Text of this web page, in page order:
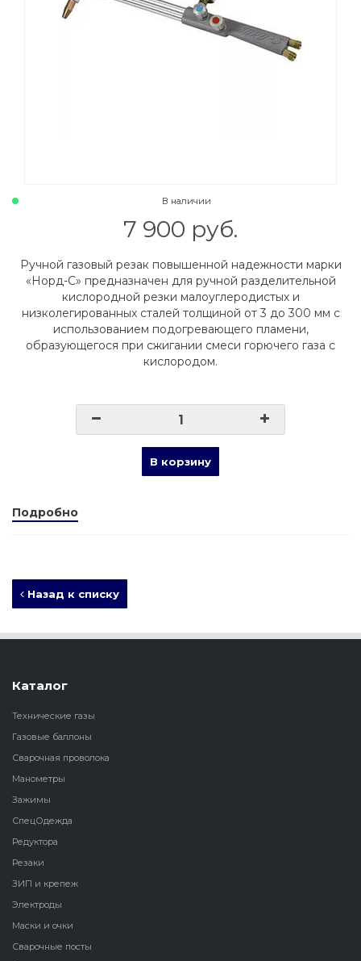
В наличии
7 900 руб.
Ручной газовый резак повышенной надежности марки
«Норд-С» предназначен для ручной разделительной
кислородной резки малоуглеродистых и
низколегированных сталей толщиной от 3 до 300 мм с
использованием подогревающего пламени,
образующегося при сжигании смеси горючего газа с
кислородом.
В корзину
Подробно
Назад к списку
Каталог
Технические газы
Газовые баллоны
Сварочная проволока
Манометры
Зажимы
СпецОдежда
Редуктора
Резаки
ЗИП и крепеж
Электроды
Маски и очки
Сварочные посты